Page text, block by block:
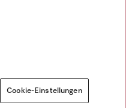
Cookie-Einstellungen